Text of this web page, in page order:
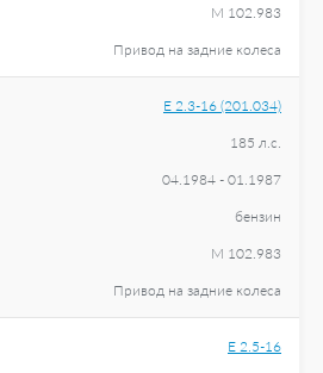
M 102.983
Привод на задние колеса
E 2.3-16 (201.034)
185 л.с.
04.1984 - 01.1987
бензин
M 102.983
Привод на задние колеса
E 2.5-16